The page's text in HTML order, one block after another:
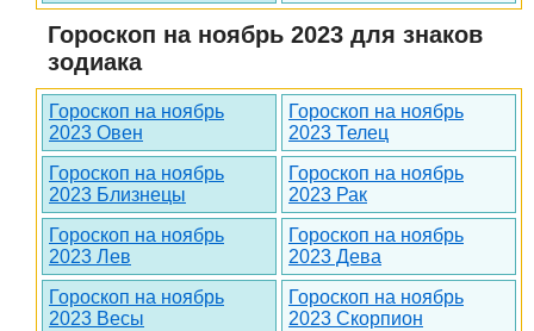
Гороскоп на ноябрь 2023 для знаков
зодиака
Гороскоп на ноябрь
2023 Овен
Гороскоп на ноябрь
2023 Телец
Гороскоп на ноябрь
2023 Близнецы
Гороскоп на ноябрь
2023 Рак
Гороскоп на ноябрь
2023 Лев
Гороскоп на ноябрь
2023 Дева
Гороскоп на ноябрь
2023 Весы
Гороскоп на ноябрь
2023 Скорпион